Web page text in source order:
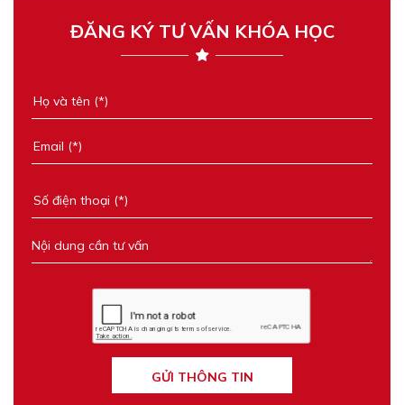
ĐĂNG KÝ TƯ VẤN KHÓA HỌC
GỬI THÔNG TIN